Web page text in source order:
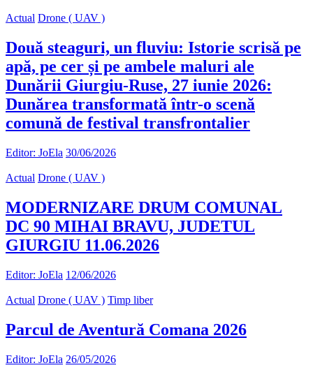
Actual Drone ( UAV )
Două steaguri, un fluviu: Istorie scrisă pe
apă, pe cer și pe ambele maluri ale
Dunării Giurgiu-Ruse, 27 iunie 2026:
Dunărea transformată într-o scenă
comună de festival transfrontalier
Editor: JoEla 30/06/2026
Actual Drone ( UAV )
MODERNIZARE DRUM COMUNAL
DC 90 MIHAI BRAVU, JUDETUL
GIURGIU 11.06.2026
Editor: JoEla 12/06/2026
Actual Drone ( UAV ) Timp liber
Parcul de Aventură Comana 2026
Editor: JoEla 26/05/2026